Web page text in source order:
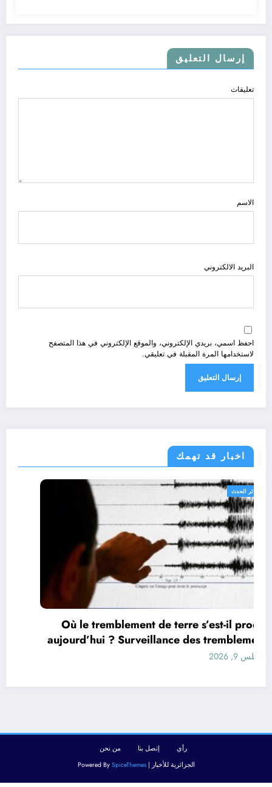
إرسال التعليق
تعليقات
الاسم
البريد الالكتروني
احفظ اسمي، بريدي الإلكتروني، والموقع الإلكتروني في هذا المتصفح
لاستخدامها المرة المقبلة في تعليقي.
اخبار قد تهمك
الجزائر الحدث
Où le tremblement de terre s’est-il produit
aujourd’hui ? Surveillance des tremblements
de terre dans le monde&
أغسطس 9, 2026
رأي إتصل بنا
من نحن
الجزائرية للأخبار | Powered BySpiceThemes